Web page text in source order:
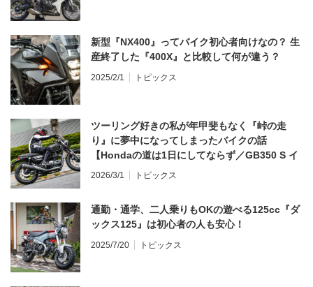
新型『NX400』ってバイク初心者向けなの？ 生
産終了した『400X』と比較して何が違う？
2025/2/1 トピックス
ツーリング好きの私が年甲斐もなく『峠の走
り』に夢中になってしまったバイクの話
【Hondaの道は1日にしてならず／GB350 S イ
ンプレ・レビュー 前編】
2026/3/1 トピックス
通勤・通学、二人乗りもOKの遊べる125cc『ダ
ックス125』は初心者の人も安心！
2025/7/20 トピックス